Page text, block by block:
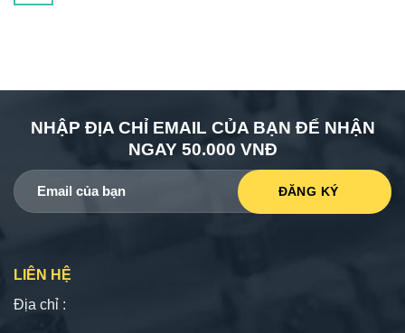
NHẬP ĐỊA CHỈ EMAIL CỦA BẠN ĐỂ NHẬN
NGAY 50.000 VNĐ
LIÊN HỆ
Địa chỉ :